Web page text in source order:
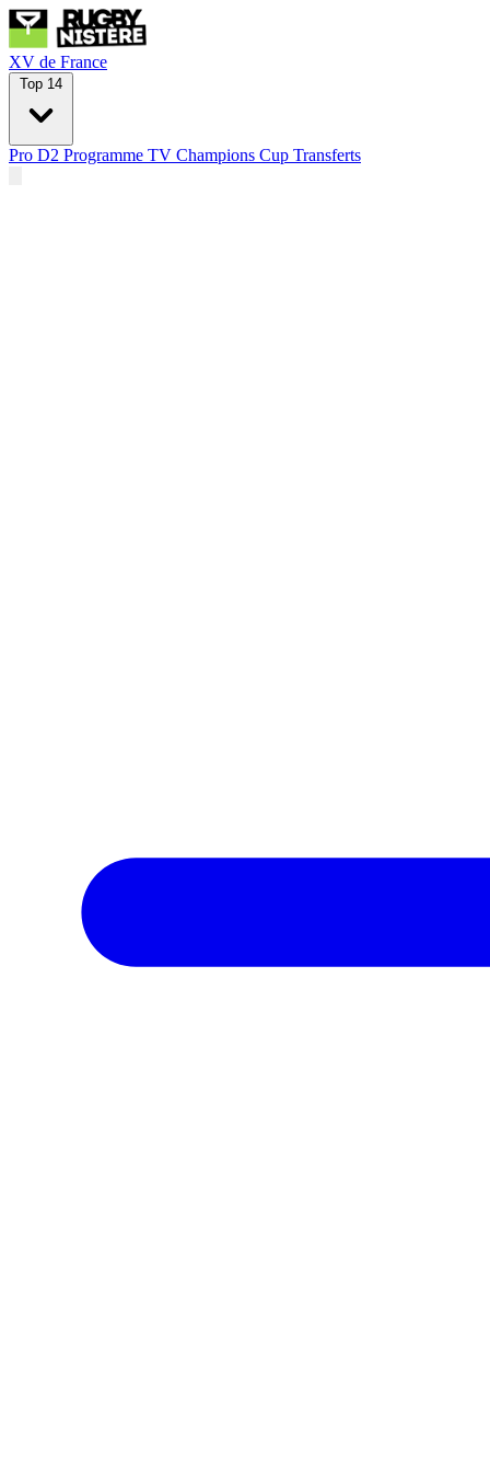
XV de France
Top 14
Pro D2 Programme TV Champions Cup Transferts